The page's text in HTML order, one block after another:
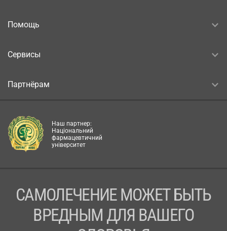
Помощь
Сервисы
Партнёрам
Наш партнер:
Національний
фармацевтичний
університет
САМОЛЕЧЕНИЕ МОЖЕТ БЫТЬ
ВРЕДНЫМ ДЛЯ ВАШЕГО